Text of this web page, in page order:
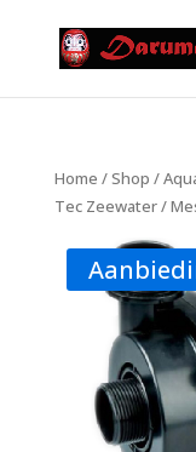
Home /Shop /
Tec Zeewater/